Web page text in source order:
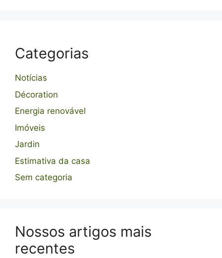
Categorias
Notícias
Décoration
Energia renovável
Imóveis
Jardin
Estimativa da casa
Sem categoria
Nossos artigos mais
recentes